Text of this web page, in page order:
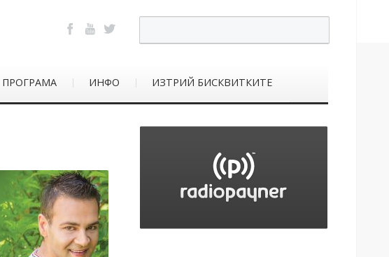
ПРОГРАМА ИНФО ИЗТРИЙ БИСКВИТКИТЕ